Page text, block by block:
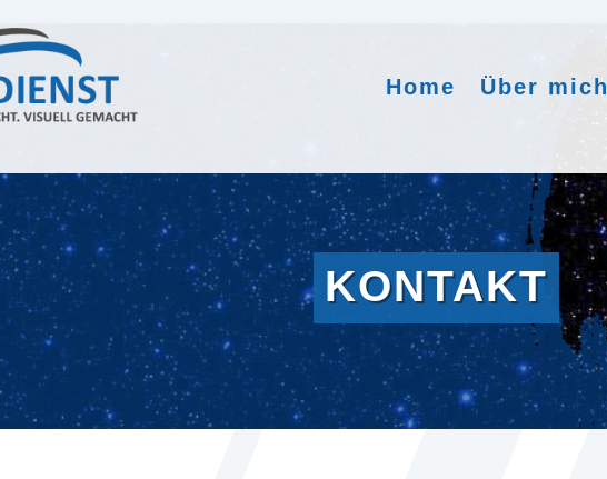
Home Über mich
KONTAKT